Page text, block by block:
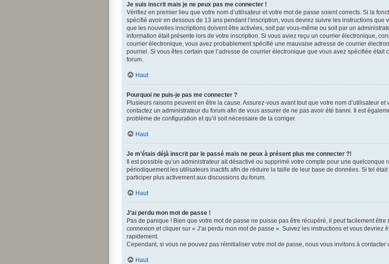
Je suis inscrit mais je ne peux pas me connecter !
Vérifiez en premier lieu que votre nom d’utilisateur et votre mot de passe soient corrects. Si la
spécifié avoir en dessous de 13 ans pendant l’inscription, vous devrez suivre les instructions
que les nouvelles inscriptions doivent être activées, soit par vous-même ou soit par un
information était présente lors de votre inscription. Si vous aviez reçu un courrier électronique,
courrier électronique, vous avez probablement spécifié une mauvaise adresse de courrier
pourriel. Si vous êtes certain que l’adresse de courrier électronique que vous avez spécifiée était
forum.
Haut
Pourquoi ne puis-je pas me connecter ?
Plusieurs raisons peuvent en être la cause. Assurez-vous avant tout que votre nom d’utilisateur et
contactez un administrateur du forum afin de vous assurer de ne pas avoir été banni. Il est
problème de configuration et qu’il soit nécessaire de la corriger.
Haut
Je m’étais déjà inscrit par le passé mais ne peux à présent plus me connecter ?!
Il est possible qu’un administrateur ait désactivé ou supprimé votre compte pour une
périodiquement les utilisateurs inactifs afin de réduire la taille de leur base de données. Si tel
participer plus activement aux discussions du forum.
Haut
J’ai perdu mon mot de passe !
Pas de panique ! Bien que votre mot de passe ne puisse pas être récupéré, il peut facilement
connexion et cliquer sur « J’ai perdu mon mot de passe ». Suivez les instructions et vous devriez
rapidement.
Cependant, si vous ne pouvez pas réinitialiser votre mot de passe, nous vous invitons à contacter
Haut